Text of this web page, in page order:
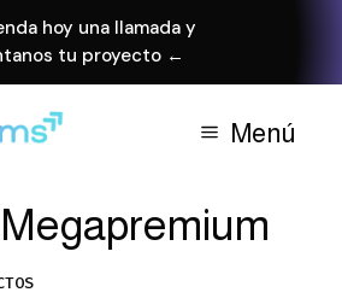
hoy una llamada y
tu proyecto ←
Menú